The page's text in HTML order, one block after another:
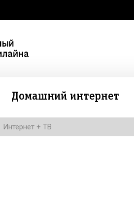
Домашний интернет
Интернет + ТВ